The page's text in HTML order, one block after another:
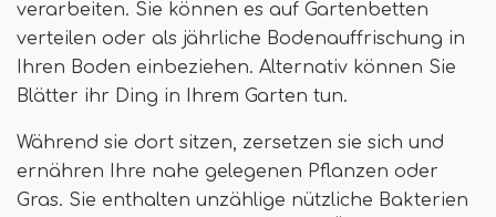
verarbeiten. Sie können es auf Gartenbetten
verteilen oder als jährliche Bodenauffrischung in
Ihren Boden einbeziehen. Alternativ können Sie
Blätter ihr Ding in Ihrem Garten tun.
Während sie dort sitzen, zersetzen sie sich und
ernähren Ihre nahe gelegenen Pflanzen oder
Gras. Sie enthalten unzählige nützliche Bakterien